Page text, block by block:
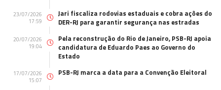
23/07/2026
17:59
Jari fiscaliza rodovias estaduais e cobra ações do
DER-RJ para garantir segurança nas estradas
20/07/2026
19:04
Pela reconstrução do Rio de Janeiro, PSB-RJ apoia
candidatura de Eduardo Paes ao Governo do
Estado
17/07/2026
15:07
PSB-RJ marca a data para a Convenção Eleitoral